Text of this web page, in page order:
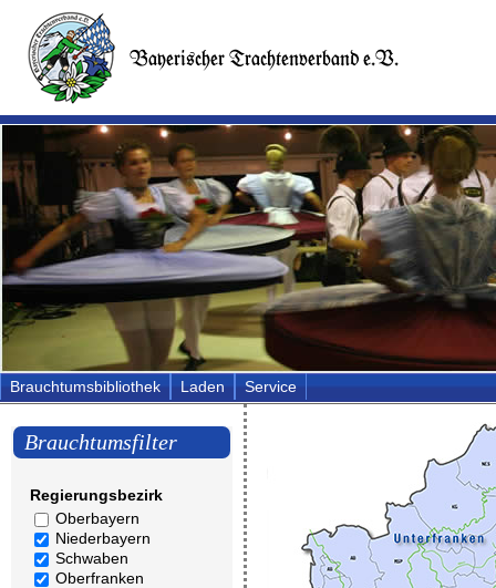
Brauchtumsbibliothek Laden Service
Brauchtumsfilter
Regierungsbezirk
Oberbayern
Niederbayern
Schwaben
Oberfranken